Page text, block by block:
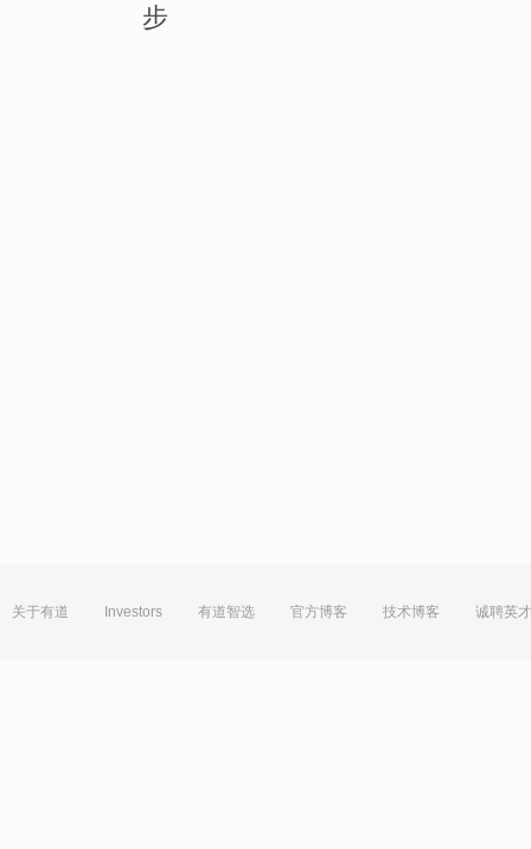
步
关于有道 Investors 有道智选 官方博客 技术博客 诚聘英才